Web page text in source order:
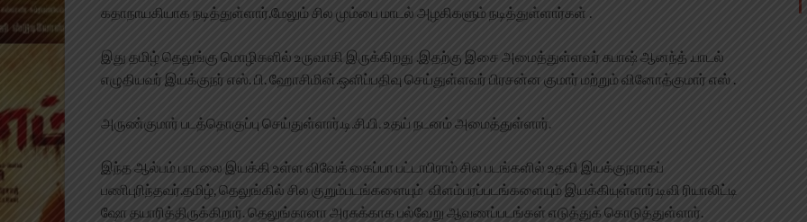
கதாநாயகியாக நடித்துள்ளார்.மேலும் சில மும்பை மாடல் அழகிகளும் நடித்துள்ளார்கள் .
இது தமிழ் தெலுங்கு மொழிகளில் உருவாகி இருக்கிறது .இதற்கு இசை அமைத்துள்ளவர் சுபாஷ் ஆனந்த் .பாடல்
எழுதியவர் இயக்குநர் எஸ். பி. ஹோசிமின்.ஒளிப்பதிவு செய்துள்ளவர் பிரசன்ன குமார் மற்றும் வினோத்குமார் எஸ் .
அருண்குமார் படத்தொகுப்பு செய்துள்ளார்.டி.சி.பி. உதய் நடனம் அமைத்துள்ளார்.
இந்த ஆல்பம் பாடலை இயக்கி உள்ள விவேக் கைப்பா பட்டாபிராம் சில படங்களில் உதவி இயக்குநராகப்
பணிபுரிந்தவர்.தமிழ், தெலுங்கில் சில குறும்படங்களையும் விளம்பரப்படங்களையும் இயக்கியுள்ளார்.டிவி ரியாலிட்டி
ஷோ தயாரித்திருக்கிறார். தெலுங்கானா அரசுக்காக பல்வேறு ஆவணப்படங்கள் எடுத்துக் கொடுத்துள்ளார்.